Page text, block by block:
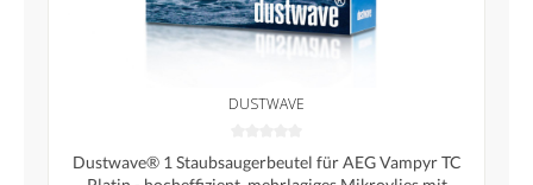
DUSTWAVE
Dustwave® 1 Staubsaugerbeutel für AEG Vampyr TC